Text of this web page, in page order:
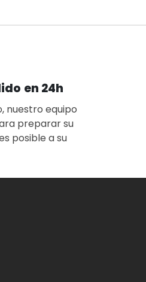
en 24h
nuestro equipo
preparar su
posible a su